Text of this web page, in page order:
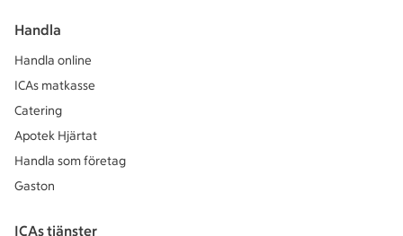
Handla
Handla online
ICAs matkasse
Catering
Apotek Hjärtat
Handla som företag
Gaston
ICAs tjänster